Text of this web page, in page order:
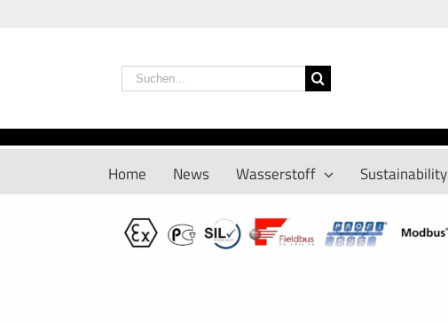
Inhalt
Suche
nach:
Home News Wasserstoff Sustainability